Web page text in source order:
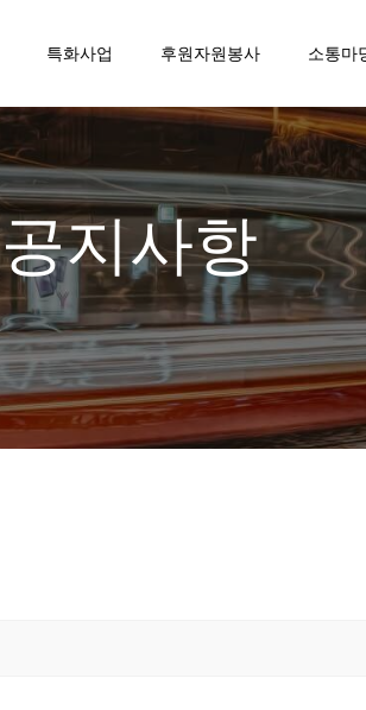
특화사업 후원자원봉사 소통마
공지사항